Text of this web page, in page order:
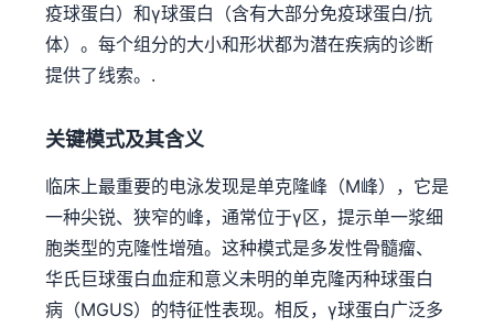
疫球蛋白）和γ球蛋白（含有大部分免疫球蛋白/抗
体）。每个组分的大小和形状都为潜在疾病的诊断
提供了线索。.
关键模式及其含义
临床上最重要的电泳发现是单克隆峰（M峰），它是
一种尖锐、狭窄的峰，通常位于γ区，提示单一浆细
胞类型的克隆性增殖。这种模式是多发性骨髓瘤、
华氏巨球蛋白血症和意义未明的单克隆丙种球蛋白
病（MGUS）的特征性表现。相反，γ球蛋白广泛多
Magyar
Shqip
বাংলা
اردو
తెలుగు
ગુજરાતી
ಕನ್ನಡ